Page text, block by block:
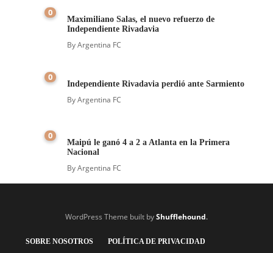
0
Maximiliano Salas, el nuevo refuerzo de
Independiente Rivadavia
ByArgentina FC
0
Independiente Rivadavia perdió ante Sarmiento
ByArgentina FC
0
Maipú le ganó 4 a 2 a Atlanta en la Primera
Nacional
ByArgentina FC
WordPress Theme built byShufflehound.
SOBRE NOSOTROS POLÍTICA DE PRIVACIDAD